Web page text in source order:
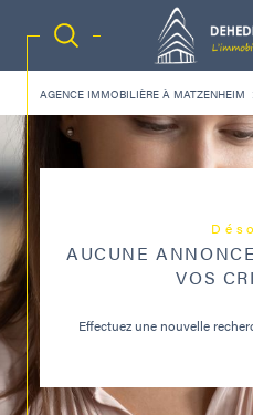
AGENCE IMMOBILIÈRE À MATZENHEIM
AUCUNE
VOS
Effectuez une nouvelle